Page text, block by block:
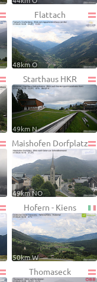
Flattach
48km O
Starthaus HKR
49km N
Maishofen Dorfplatz
49km NO
Hofern - Kiens
50km W
Thomaseck